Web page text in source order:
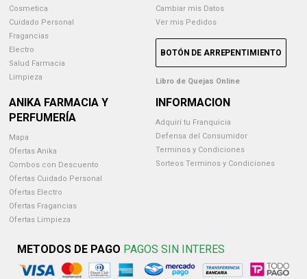
Cosmetica
Cuidado Personal
Fragancias
Electro
Salud Farmacia
Limpieza
Cambiar mis Datos
Ver mis Pedidos
BOTÓN DE ARREPENTIMIENTO
Libro de Quejas Online
ANIKA FARMACIA Y
PERFUMERÍA
Mapa
Ofertas Anika
Combos con Descuento
Ofertas Cuidado Personal
Ofertas Electro
Ofertas Fragancias
Ofertas Limpieza
INFORMACION
Adquirí tu Franquicia
Defensa del Consumidor
Terminos y Condiciones
Sorteos Terminos y Condiciones
METODOS DE PAGO PAGOS SIN INTERES